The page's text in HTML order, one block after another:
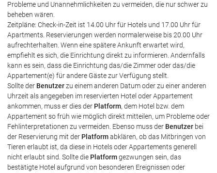
Probleme und Unannehmlichkeiten zu vermeiden, die nur schwer zu
beheben wären.
Zeitpläne: Check-in-Zeit ist 14.00 Uhr für Hotels und 17.00 Uhr für
Apartments. Reservierungen werden normalerweise bis 20.00 Uhr
aufrechterhalten. Wenn eine spätere Ankunft erwartet wird,
empfiehlt es sich, die Einrichtung direkt zu informieren. Andernfalls
kann es sein, dass die Einrichtung das/die Zimmer oder das/die
Appartement(e) für andere Gäste zur Verfügung stellt.
Sollte der Benutzerzu einem anderen Datum oder zu einer anderen
Uhrzeit als angegeben im reservierten Hotel oder Appartement
ankommen, muss er dies der Platform, dem Hotel bzw. dem
Appartement so früh wie möglich direkt mitteilen, um Probleme oder
Fehlinterpretationen zu vermeiden. Ebenso muss der Benutzer bei
der Reservierung mit der Platformabklären, ob das Mitbringen von
Tieren erlaubt ist, da diese in Hotels oder Appartements generell
nicht erlaubt sind. Sollte die Platformgezwungen sein, das
bestätigte Hotel aufgrund von besonderen Ereignissen oder